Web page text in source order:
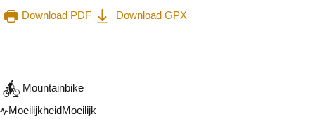
Download PDF
Download GPX
Mountainbike
MoeilijkheidMoeilijk